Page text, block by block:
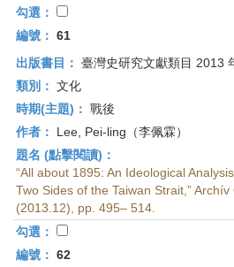
灣
史
研
究
所-
首
頁
勾選：
編號： 61
出版書目： 臺灣史研究文獻類目 2013
類別： 文化
時期(主題)： 戰後
作者：
Lee, Pei-ling（李佩霖）
題名 (點擊閱讀)：
“All about 1895: An Ideological
Two Sides of the Taiwan Strait,”
(2013.12), pp. 495– 514.
勾選：
編號： 62